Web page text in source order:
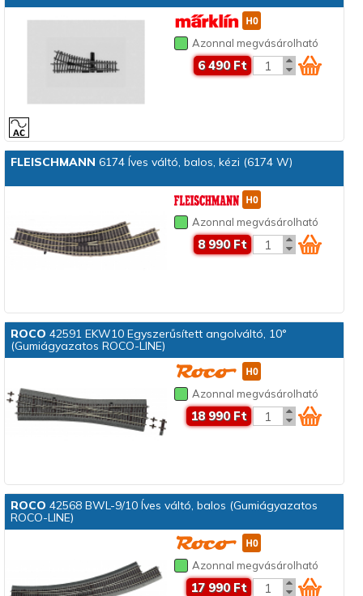
Azonnal megvásárolható
6 490 Ft
FLEISCHMANN 6174 Íves váltó, balos, kézi (6174 W)
Azonnal megvásárolható
8 990 Ft
ROCO 42591 EKW10 Egyszerűsített angolváltó, 10°
(Gumiágyazatos ROCO-LINE)
Azonnal megvásárolható
18 990 Ft
ROCO 42568 BWL-9/10 Íves váltó, balos (Gumiágyazatos
ROCO-LINE)
Azonnal megvásárolható
17 990 Ft